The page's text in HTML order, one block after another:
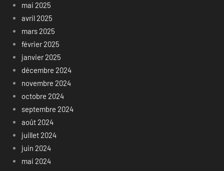
mai 2025
avril 2025
mars 2025
février 2025
janvier 2025
décembre 2024
novembre 2024
octobre 2024
septembre 2024
août 2024
juillet 2024
juin 2024
mai 2024